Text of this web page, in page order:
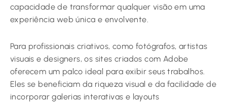
capacidade de transformar qualquer visão em uma
experiência web única e envolvente.
Para profissionais criativos, como fotógrafos, artistas
visuais e designers, os sites criados com Adobe
oferecem um palco ideal para exibir seus trabalhos.
Eles se beneficiam da riqueza visual e da facilidade de
incorporar galerias interativas e layouts